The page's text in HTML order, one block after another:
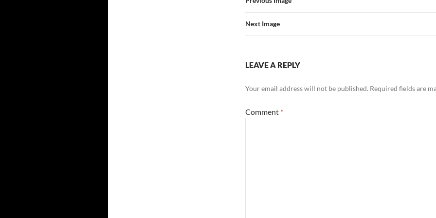
Next Image
LEAVE A REPLY
Your email address will not be published. Required fields are
Comment *